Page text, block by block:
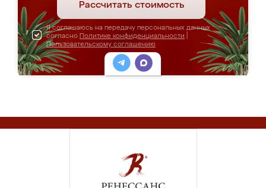
Рассчитать стоимость
Я соглашаюсь на передачу персональных данных
согласно Политике конфиденциальности
Пользовательскому соглашению